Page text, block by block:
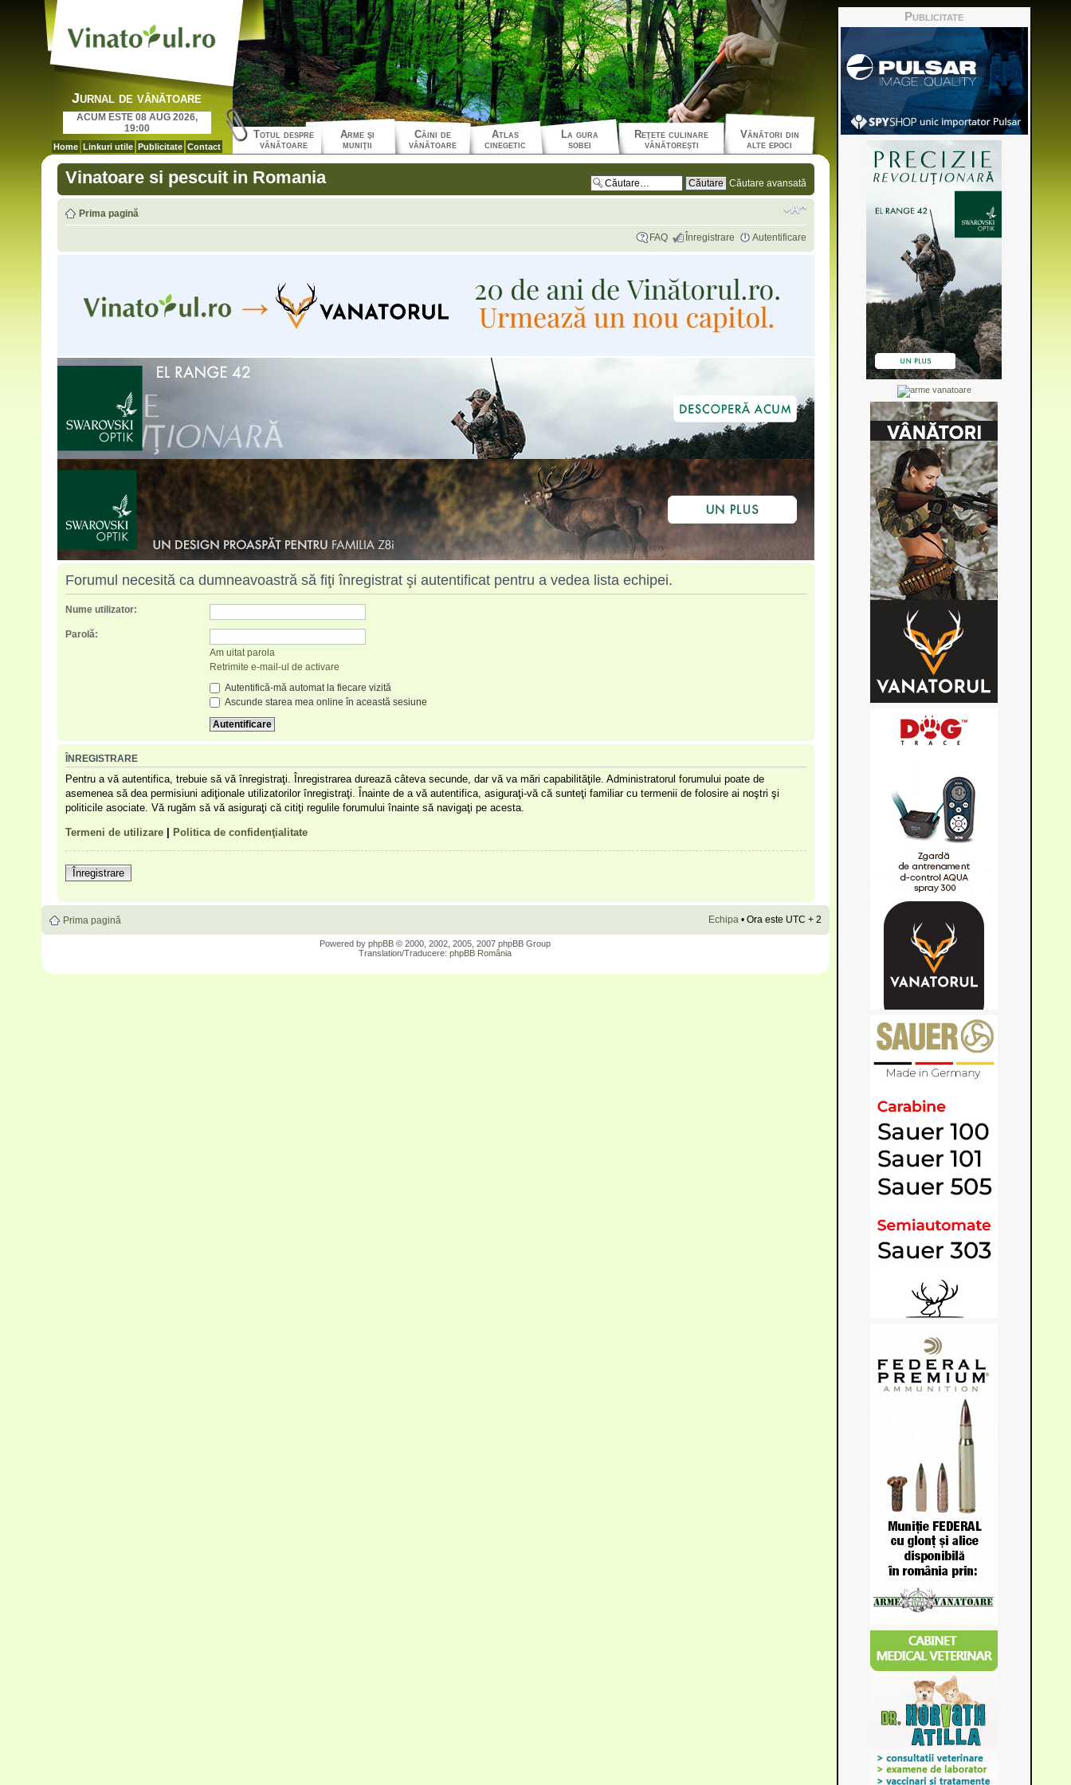
Jurnal de vânătoare
ACUM ESTE 08 AUG 2026,
19:00
Home Linkuri utile Publicitate Contact
Totul despre
vânătoare
Arme şi
muniţii
Câini de
vânătoare
Atlas
cinegetic
La gura
sobei
Reţete culinare
vânătoreşti
Vânători din
alte epoci
Vinatoare si pescuit in Romania Căutare avansată
Prima pagină
FAQ Înregistrare Autentificare
Forumul necesită ca dumneavoastră să fiţi înregistrat şi autentificat pentru a vedea lista echipei.
Nume utilizator:
Parolă:
Am uitat parola
Retrimite e-mail-ul de activare
Autentifică-mă automat la fiecare vizită
Ascunde starea mea online în această sesiune
ÎNREGISTRARE
Pentru a vă autentifica, trebuie să vă înregistraţi. Înregistrarea durează câteva secunde, dar vă va mări capabilităţile. Administratorul forumului poate de
asemenea să dea permisiuni adiţionale utilizatorilor înregistraţi. Înainte de a vă autentifica, asiguraţi-vă că sunteţi familiar cu termenii de folosire ai noştri şi
politicile asociate. Vă rugăm să vă asiguraţi că citiţi regulile forumului înainte să navigaţi pe acesta.
Termeni de utilizare| Politica de confidenţialitate
Înregistrare
Prima pagină Echipa• Ora este UTC + 2
Powered by phpBB © 2000, 2002, 2005, 2007 phpBB Group
Translation/Traducere: phpBB România
Publicitate